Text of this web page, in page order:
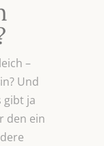
–
Und
gibt ja
den ein